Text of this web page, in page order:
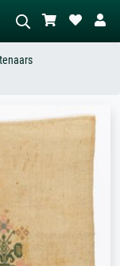
scène – bijv. groene
met veel rood, donker
staand naakt naast
een boom.